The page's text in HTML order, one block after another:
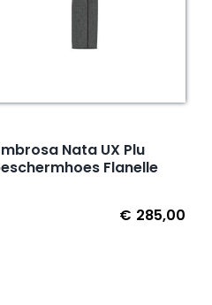
Nata UX Plu
Flanelle
€ 285,00